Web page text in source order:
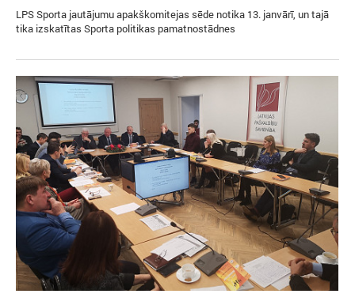
LPS Sporta jautājumu apakškomitejas sēde notika 13. janvārī, un tajā
tika izskatītas Sporta politikas pamatnostādnes